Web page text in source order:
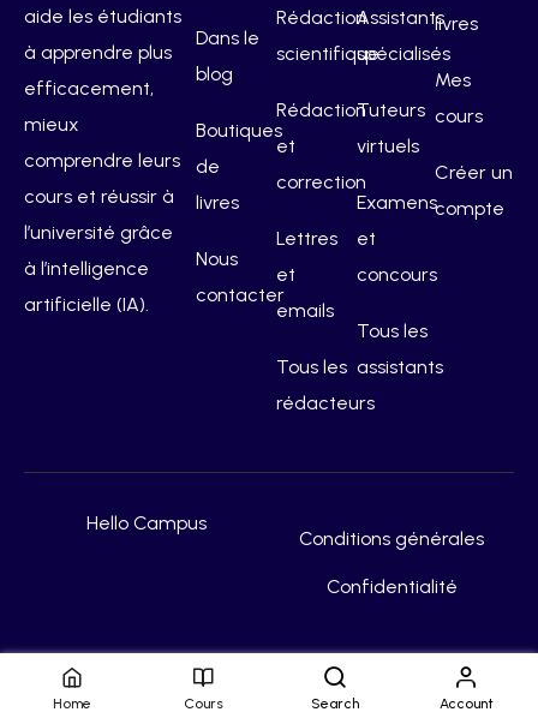
aide les étudiants
à apprendre plus
efficacement,
mieux
comprendre leurs
cours et réussir à
l’université grâce
à l’intelligence
artificielle (IA).
Dans le
blog
Boutiques
de
livres
Nous
contacter
Rédaction
scientifique
Rédaction
et
correction
Lettres
et
emails
Tous les
rédacteurs
Assistants
spécialisés
Tuteurs
virtuels
Examens
et
concours
Tous les
assistants
livres
Mes
cours
Créer un
compte
Hello Campus
Conditions générales
Confidentialité
Home Cours Search Account